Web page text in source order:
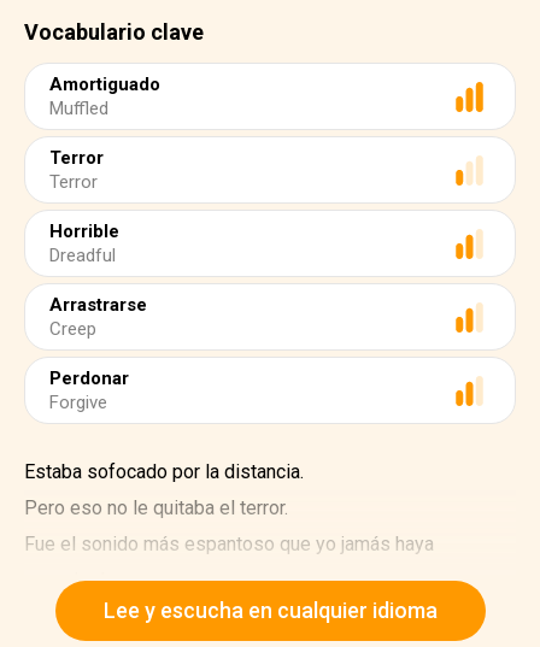
Vocabulario clave
Amortiguado
Muffled
Terror
Terror
Horrible
Dreadful
Arrastrarse
Creep
Perdonar
Forgive
Estaba sofocado por la distancia.
Pero eso no le quitaba el terror.
Fue el sonido más espantoso que yo jamás haya
escuchado.
Fue alrededor, por todas partes, ahí mismo.
Lee y escucha en cualquier idioma